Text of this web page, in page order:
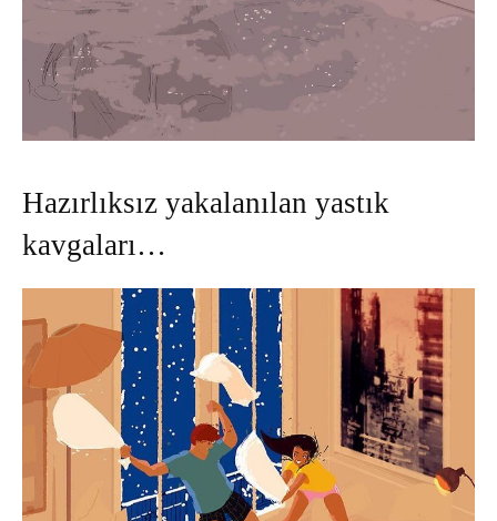
Hazırlıksız yakalanılan yastık
kavgaları…